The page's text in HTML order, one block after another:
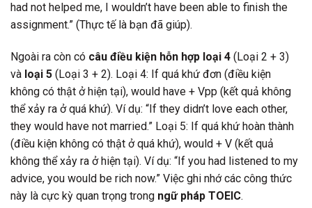
had not helped me, I wouldn’t have been able to finish the
assignment.” (Thực tế là bạn đã giúp).
Ngoài ra còn có câu điều kiện hỗn hợp loại 4 (Loại 2 + 3)
và loại 5 (Loại 3 + 2). Loại 4: If quá khứ đơn (điều kiện
không có thật ở hiện tại), would have + Vpp (kết quả không
thể xảy ra ở quá khứ). Ví dụ: “If they didn’t love each other,
they would have not married.” Loại 5: If quá khứ hoàn thành
(điều kiện không có thật ở quá khứ), would + V (kết quả
không thể xảy ra ở hiện tại). Ví dụ: “If you had listened to my
advice, you would be rich now.” Việc ghi nhớ các công thức
này là cực kỳ quan trọng trong ngữ pháp TOEIC.